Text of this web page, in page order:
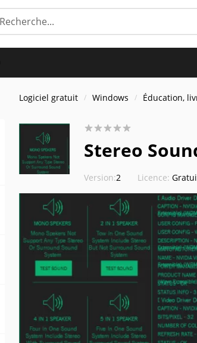
Logiciel gratuit Windows Éducation,
Stereo
Version:2 Licence: